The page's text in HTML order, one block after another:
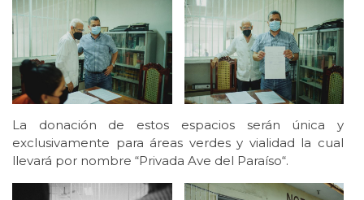
La donación de estos espacios serán única y
exclusivamente para áreas verdes y vialidad la cual
llevará por nombre “Privada Ave del Paraíso“.